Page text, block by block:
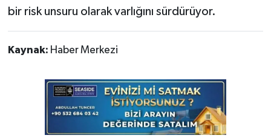
bir risk unsuru olarak varlığını sürdürüyor.
Kaynak: Haber Merkezi